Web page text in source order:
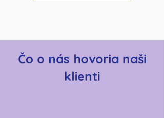
Čo o nás hovoria naši
klienti